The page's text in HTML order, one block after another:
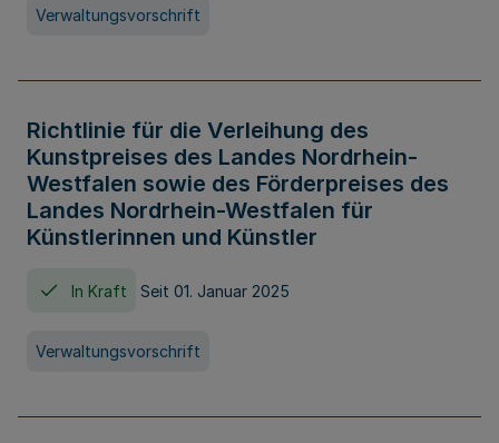
Verwaltungsvorschrift
Richtlinie für die Verleihung des
Kunstpreises des Landes Nordrhein-
Westfalen sowie des Förderpreises des
Landes Nordrhein-Westfalen für
Künstlerinnen und Künstler
In Kraft Seit 01. Januar 2025
Verwaltungsvorschrift